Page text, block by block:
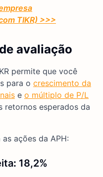
TIKR) >>>
avaliação
permite que você
para o crescimento da
e o múltiplo de P/L
retornos esperados da
ações da APH:
: 18,2%